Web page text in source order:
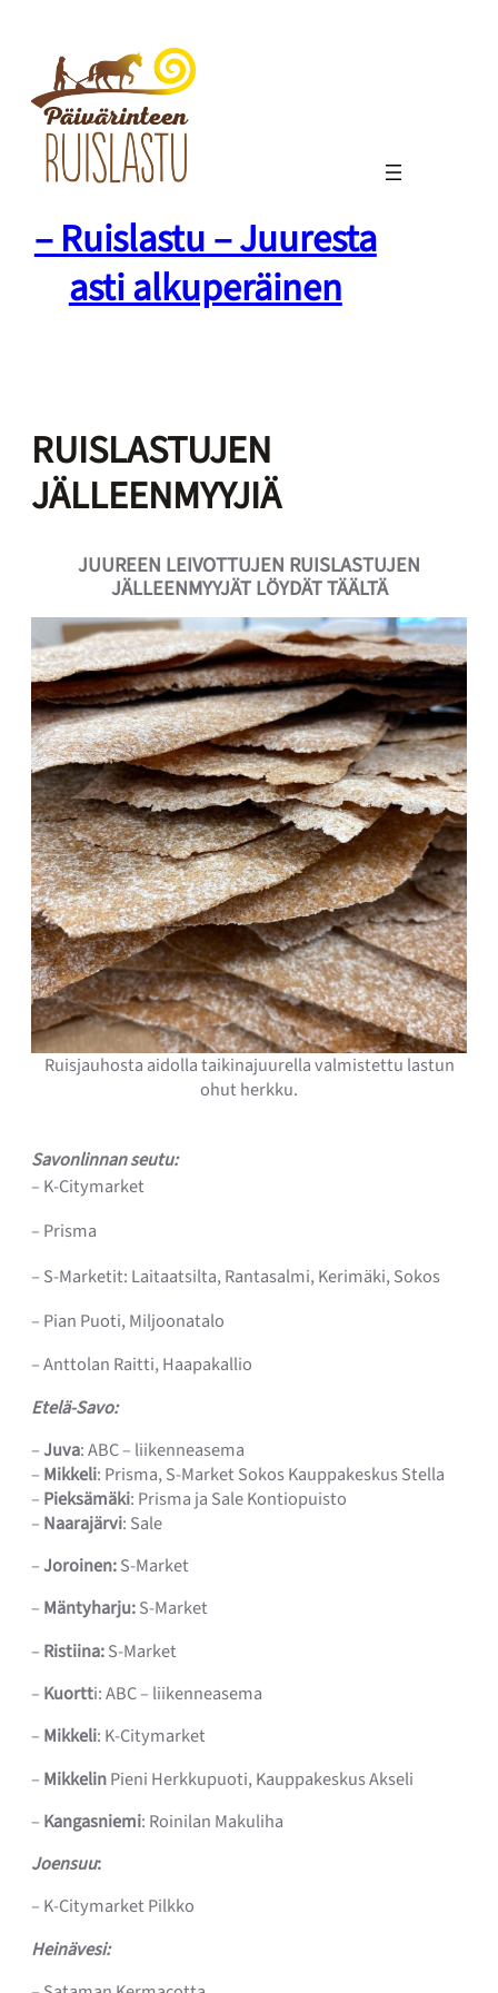
– Ruislastu – Juuresta
asti alkuperäinen
RUISLASTUJEN
JÄLLEENMYYJIÄ
JUUREEN LEIVOTTUJEN RUISLASTUJEN
JÄLLEENMYYJÄT LÖYDÄT TÄÄLTÄ
Ruisjauhosta aidolla taikinajuurella valmistettu lastun
ohut herkku.
Savonlinnan seutu:
– K-Citymarket
– Prisma
– S-Marketit: Laitaatsilta, Rantasalmi, Kerimäki, Sokos
– Pian Puoti, Miljoonatalo
– Anttolan Raitti, Haapakallio
Etelä-Savo:
–Juva: ABC – liikenneasema
– Mikkeli: Prisma, S-Market Sokos Kauppakeskus Stella
– Pieksämäki: Prisma ja Sale Kontiopuisto
– Naarajärvi: Sale
–Joroinen:S-Market
– Mäntyharju:S-Market
– Ristiina:S-Market
– Kuortti: ABC – liikenneasema
– Mikkeli: K-Citymarket
– MikkelinPieni Herkkupuoti, Kauppakeskus Akseli
– Kangasniemi: Roinilan Makuliha
Joensuu:
– K-Citymarket Pilkko
Heinävesi: